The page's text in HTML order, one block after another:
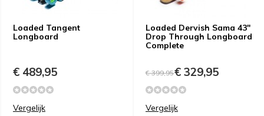
Loaded Tangent
Longboard
€ 489,95
Vergelijk
Loaded Dervish Sama 43"
Drop Through Longboard
Complete
€ 399,95€ 329,95
Vergelijk